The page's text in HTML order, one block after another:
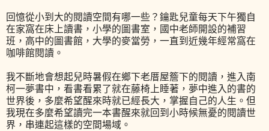
回憶從小到大的閱讀空間有哪一些？鑰匙兒童每天下午獨自
在家窩在床上讀書，小學的圖書室，國中老師開設的補習
班，高中的圖書館，大學的麥當勞，一直到近幾年經常窩在
咖啡館閱讀。
我不斷地會想起兒時暑假在鄉下老厝屋簷下的閱讀，進入南
柯一夢書中，看書看累了就在藤椅上睡著，夢中進入的書的
世界後，多麼希望醒來時就已經長大，掌握自己的人生。但
我現在多麼希望讀完一本書醒來就回到小時候無憂的閱讀世
界，串連起這樣的空間場域。